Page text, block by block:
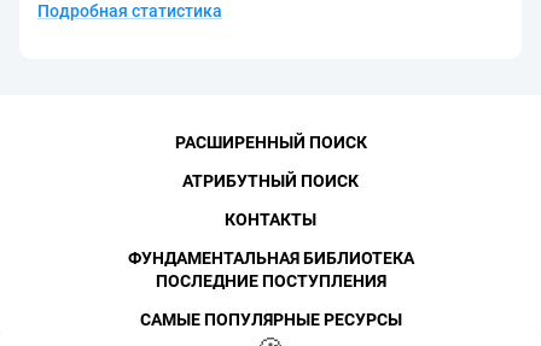
Подробная статистика
РАСШИРЕННЫЙ ПОИСК
АТРИБУТНЫЙ ПОИСК
КОНТАКТЫ
ФУНДАМЕНТАЛЬНАЯ БИБЛИОТЕКА
ПОСЛЕДНИЕ ПОСТУПЛЕНИЯ
САМЫЕ ПОПУЛЯРНЫЕ РЕСУРСЫ